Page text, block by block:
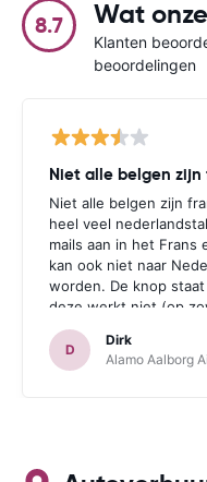
8.7 Wat
Klanten
beoordelingen
Niet alle belgen
Niet alle belgen zijn
heel veel
mails aan in het Frans
kan ook niet naar
worden. De knop
deze werkt niet (op
als desktop
probleem nog op en
terug.
D
Dirk
Alamo Aalborg